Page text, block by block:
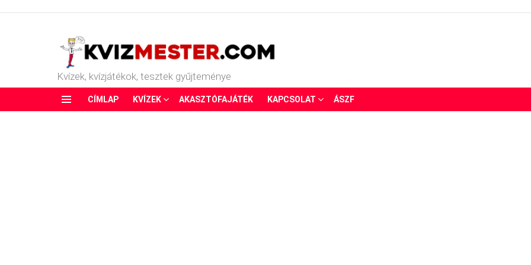
Kvízek, kvízjátékok, tesztek gyűjteménye
CÍMLAP KVÍZEK AKASZTÓFAJÁTÉK KAPCSOLAT ÁSZF